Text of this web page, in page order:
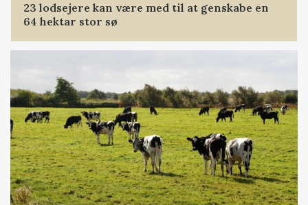
23 lodsejere kan være med til at genskabe en
64 hektar stor sø